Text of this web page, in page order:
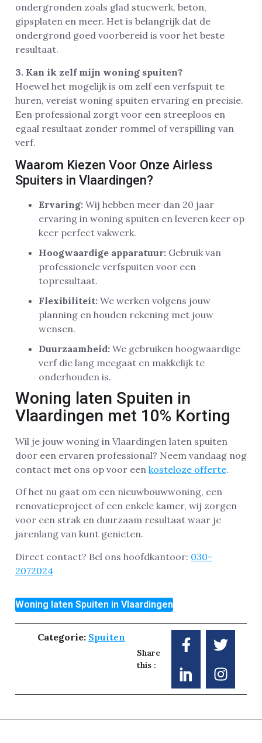
ondergronden zoals glad stucwerk, beton,
gipsplaten en meer. Het is belangrijk dat de
ondergrond goed voorbereid is voor het beste
resultaat.
3. Kan ik zelf mijn woning spuiten?
Hoewel het mogelijk is om zelf een verfspuit te
huren, vereist woning spuiten ervaring en precisie.
Een professional zorgt voor een streeploos en
egaal resultaat zonder rommel of verspilling van
verf.
Waarom Kiezen Voor Onze Airless
Spuiters in Vlaardingen?
Ervaring: Wij hebben meer dan 20 jaar
ervaring in woning spuiten en leveren keer op
keer perfect vakwerk.
Hoogwaardige apparatuur: Gebruik van
professionele verfspuiten voor een
topresultaat.
Flexibiliteit: We werken volgens jouw
planning en houden rekening met jouw
wensen.
Duurzaamheid: We gebruiken hoogwaardige
verf die lang meegaat en makkelijk te
onderhouden is.
Woning laten Spuiten in
Vlaardingen met 10% Korting
Wil je jouw woning in Vlaardingen laten spuiten
door een ervaren professional? Neem vandaag nog
contact met ons op voor een kosteloze offerte.
Of het nu gaat om een nieuwbouwwoning, een
renovatieproject of een enkele kamer, wij zorgen
voor een strak en duurzaam resultaat waar je
jarenlang van kunt genieten.
Direct contact? Bel ons hoofdkantoor: 030-
2072024
Woning laten Spuiten in Vlaardingen
Categorie: Spuiten
Share
this :